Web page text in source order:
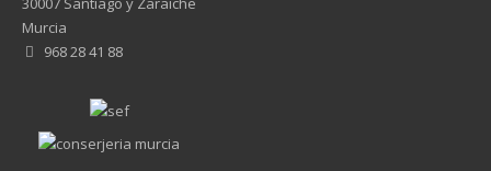
Murcia
968 28 41 88